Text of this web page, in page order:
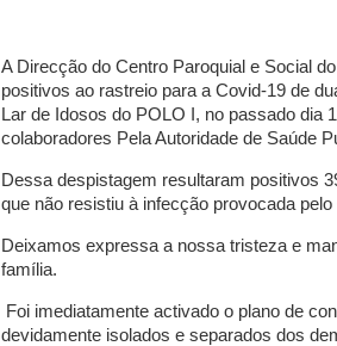
A Direcção do Centro Paroquial e Social
positivos ao rastreio para a Covid-19 de
Lar de Idosos do POLO I, no passado dia
colaboradores Pela Autoridade de Saúde
Dessa despistagem resultaram positivos
que não resistiu à infecção provocada pelo
Deixamos expressa a nossa tristeza e
família.
Foi imediatamente activado o plano de
devidamente isolados e separados dos